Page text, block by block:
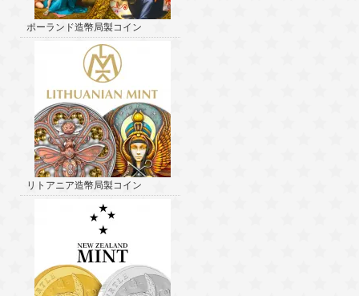
ポーランド造幣局製コイン
リトアニア造幣局製コイン